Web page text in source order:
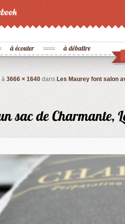
à 3666 × 1640dans Les Maurey font salon